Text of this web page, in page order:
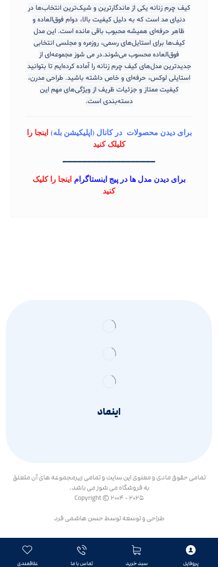
کیف چرم زنانه یکی از ماندگارترین و شیک‌ترین انتخاب‌ها در
دنیای مد است که به دلیل کیفیت بالا، دوام فوق‌العاده و
ظاهر حرفه‌ای همیشه محبوب باقی مانده است. این مدل
کیف‌ها برای استایل‌های رسمی، روزمره و مجلسی انتخابی
فوق‌العاده محسوب می‌شوند.در می شوز مجموعه‌ای از
جدیدترین مدل‌های کیف چرم زنانه را آماده کرده‌ایم تا بتوانید
استایلی لوکس، حرفه‌ای و خاص داشته باشید. طراحی مدرن،
کیفیت ممتاز و جزئیات ظریف از ویژگی‌های مهم این
دسته‌بندی است.
برای دیدن محصولات در کانال (اپلیکیشن بله)اینجا را
کلیلک کنید
━━━━━━━━━━━━━━━━━━━
برای دیدن مدل ها در پیج اینستاگرام اینجا را کلیک
کنید
اینماد
تمامی حقوق مادی و معنوی این سایت و تمامی زیرمجموعه های آن متعلق
به فروشگاه می شوز می باشد.
Copyright © 2004 - 2025
طراحی و توسعه توسط حسن هاشمی فرد
پروفایل سبد خرید تماس با ما علاقمندی